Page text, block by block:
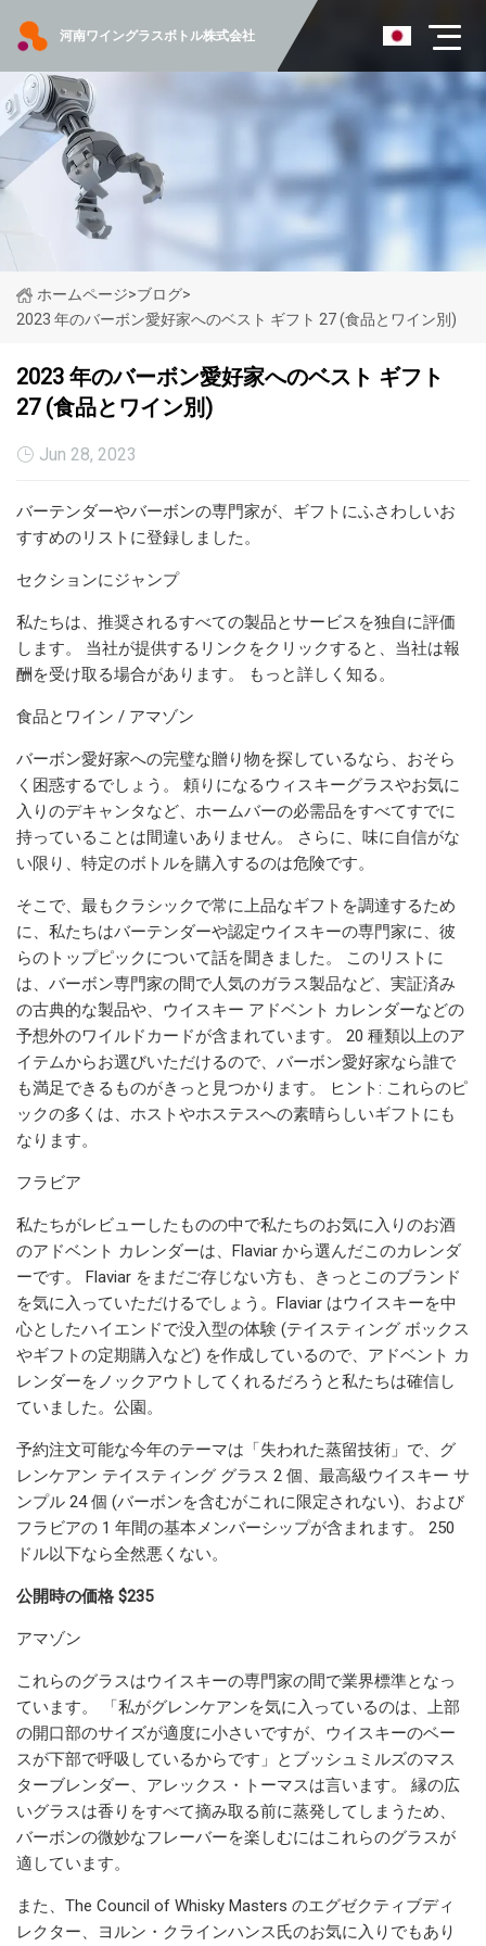
河南ワイングラスボトル株式会社
ホームページ>ブログ>
2023 年のバーボン愛好家へのベスト ギフト 27 (食品とワイン別)
2023 年のバーボン愛好家へのベスト ギフト
27 (食品とワイン別)
Jun 28, 2023
バーテンダーやバーボンの専門家が、ギフトにふさわしいお
すすめのリストに登録しました。
セクションにジャンプ
私たちは、推奨されるすべての製品とサービスを独自に評価
します。 当社が提供するリンクをクリックすると、当社は報
酬を受け取る場合があります。 もっと詳しく知る。
食品とワイン / アマゾン
バーボン愛好家への完璧な贈り物を探しているなら、おそら
く困惑するでしょう。 頼りになるウィスキーグラスやお気に
入りのデキャンタなど、ホームバーの必需品をすべてすでに
持っていることは間違いありません。 さらに、味に自信がな
い限り、特定のボトルを購入するのは危険です。
そこで、最もクラシックで常に上品なギフトを調達するため
に、私たちはバーテンダーや認定ウイスキーの専門家に、彼
らのトップピックについて話を聞きました。 このリストに
は、バーボン専門家の間で人気のガラス製品など、実証済み
の古典的な製品や、ウイスキー アドベント カレンダーなどの
予想外のワイルドカードが含まれています。 20 種類以上のア
イテムからお選びいただけるので、バーボン愛好家なら誰で
も満足できるものがきっと見つかります。 ヒント: これらのピ
ックの多くは、ホストやホステスへの素晴らしいギフトにも
なります。
フラビア
私たちがレビューしたものの中で私たちのお気に入りのお酒
のアドベント カレンダーは、Flaviar から選んだこのカレンダ
ーです。 Flaviar をまだご存じない方も、きっとこのブランド
を気に入っていただけるでしょう。Flaviar はウイスキーを中
心としたハイエンドで没入型の体験 (テイスティング ボックス
やギフトの定期購入など) を作成しているので、アドベント カ
レンダーをノックアウトしてくれるだろうと私たちは確信し
ていました。公園。
予約注文可能な今年のテーマは「失われた蒸留技術」で、グ
レンケアン テイスティング グラス 2 個、最高級ウイスキー サ
ンプル 24 個 (バーボンを含むがこれに限定されない)、および
フラビアの 1 年間の基本メンバーシップが含まれます。 250
ドル以下なら全然悪くない。
公開時の価格 $235
アマゾン
これらのグラスはウイスキーの専門家の間で業界標準となっ
ています。 「私がグレンケアンを気に入っているのは、上部
の開口部のサイズが適度に小さいですが、ウイスキーのベー
スが下部で呼吸しているからです」とブッシュミルズのマス
ターブレンダー、アレックス・トーマスは言います。 縁の広
いグラスは香りをすべて摘み取る前に蒸発してしまうため、
バーボンの微妙なフレーバーを楽しむにはこれらのグラスが
適しています。
また、The Council of Whisky Masters のエグゼクティブディ
レクター、ヨルン・クラインハンス氏のお気に入りでもあり